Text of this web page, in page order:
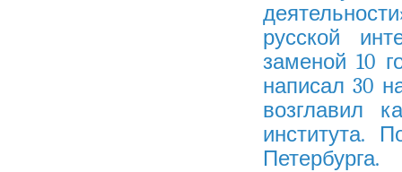
русской
заменой 10
написал 30
возглавил
института.
Петербурга.